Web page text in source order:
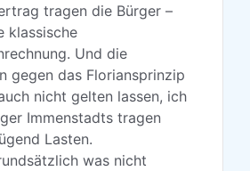
tragen die Bürger –
klassische
Und die
gegen das Floriansprinzip
nicht gelten lassen, ich
Immenstadts tragen
Lasten.
was nicht